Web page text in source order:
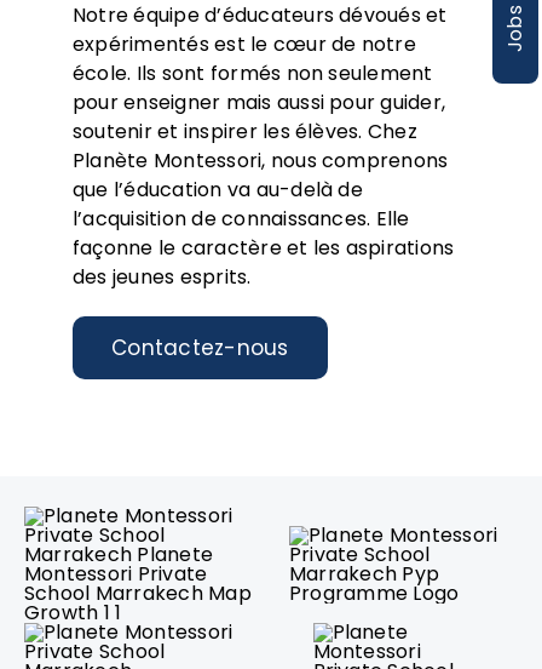
Notre équipe d’éducateurs dévoués et
expérimentés est le cœur de notre
école. Ils sont formés non seulement
pour enseigner mais aussi pour guider,
soutenir et inspirer les élèves. Chez
Planète Montessori, nous comprenons
que l’éducation va au-delà de
l’acquisition de connaissances. Elle
façonne le caractère et les aspirations
des jeunes esprits.
Contactez-nous
Jobs